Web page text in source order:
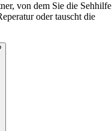
von dem Sie die Sehhilfe
oder tauscht die